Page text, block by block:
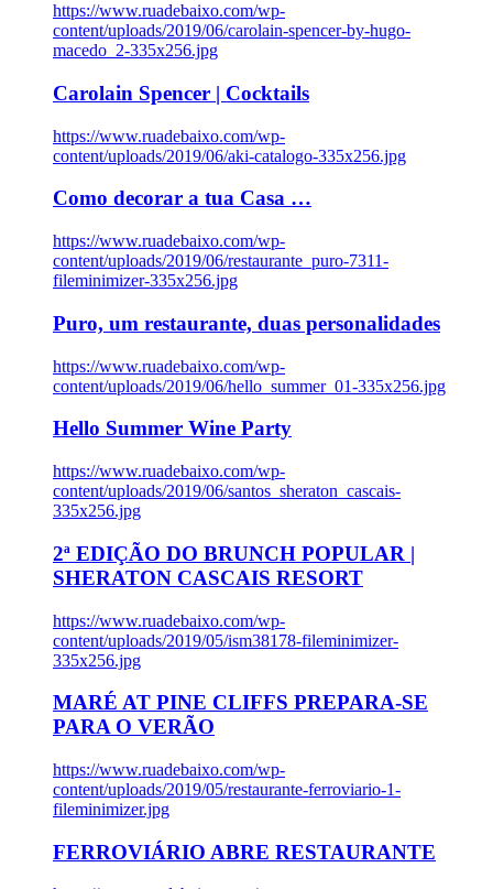
https://www.ruadebaixo.com/wp-
content/uploads/2019/06/carolain-spencer-by-hugo-
macedo_2-335x256.jpg
Carolain Spencer | Cocktails
https://www.ruadebaixo.com/wp-
content/uploads/2019/06/aki-catalogo-335x256.jpg
Como decorar a tua Casa …
https://www.ruadebaixo.com/wp-
content/uploads/2019/06/restaurante_puro-7311-
fileminimizer-335x256.jpg
Puro, um restaurante, duas personalidades
https://www.ruadebaixo.com/wp-
content/uploads/2019/06/hello_summer_01-335x256.jpg
Hello Summer Wine Party
https://www.ruadebaixo.com/wp-
content/uploads/2019/06/santos_sheraton_cascais-
335x256.jpg
2ª EDIÇÃO DO BRUNCH POPULAR |
SHERATON CASCAIS RESORT
https://www.ruadebaixo.com/wp-
content/uploads/2019/05/ism38178-fileminimizer-
335x256.jpg
MARÉ AT PINE CLIFFS PREPARA-SE
PARA O VERÃO
https://www.ruadebaixo.com/wp-
content/uploads/2019/05/restaurante-ferroviario-1-
fileminimizer.jpg
FERROVIÁRIO ABRE RESTAURANTE